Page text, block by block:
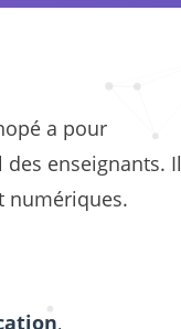
a pour
enseignants. Il
numériques.
,